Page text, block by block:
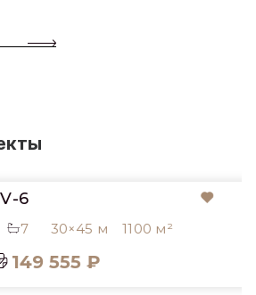
кирпич. Размер блоков различен
30×45 м 1100 м²
555 ₽